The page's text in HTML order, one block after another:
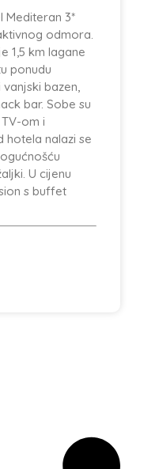
Mediteran 3*
odmora.
1,5 km lagane
ponudu
bazen,
bar. Sobe su
om i
hotela nalazi se
U cijenu
s buffet